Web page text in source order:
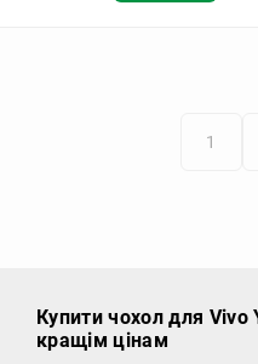
1
Купити чохол для Vivo
кращім цінам